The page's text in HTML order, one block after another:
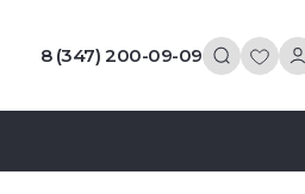
8 (347) 200-09-09